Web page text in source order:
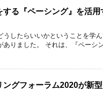
る『ペーシング』を活用
したらいいかということを学ん
りました。 それは、『ペーシ
ングフォーラム2020が新